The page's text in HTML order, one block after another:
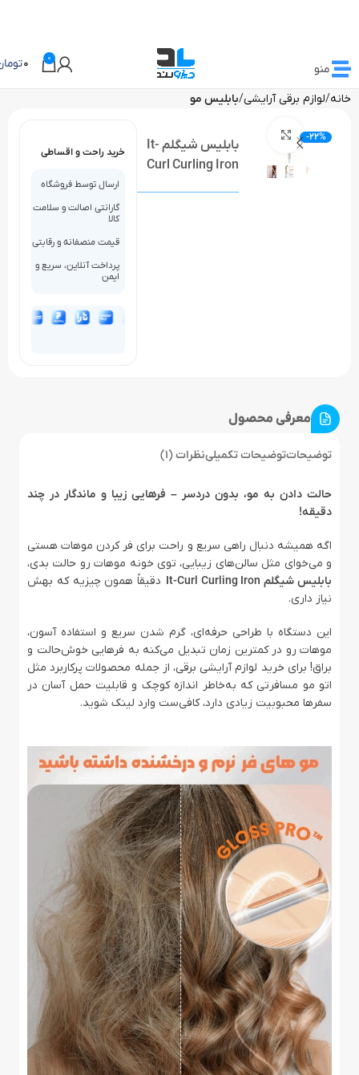
منو
0
0
خانه لوازم برقی آرایشی بابلیس مو
-22%
بابلیس شیگلم It-
Curl Curling Iron
خرید راحت و اقساطی
ارسال توسط فروشگاه
گارانتی اصالت و سلامت
کالا
قیمت منصفانه و رقابتی
پرداخت آنلاین، سریع و
ایمن
معرفی محصول
توضیحاتتوضیحات تکمیلینظرات (1)
حالت دادن به مو، بدون دردسر – فرهایی زیبا و ماندگار در چند
دقیقه!
اگه همیشه دنبال راهی سریع و راحت برای فر کردن موهات هستی
و می‌خوای مثل سالن‌های زیبایی، توی خونه موهات رو حالت بدی،
بابلیس شیگلم It-Curl Curling Iron
دقیقاً همون چیزیه که بهش
نیاز داری.
این دستگاه با طراحی حرفه‌ای، گرم شدن سریع و استفاده آسون،
موهات رو در کمترین زمان تبدیل می‌کنه به فرهایی خوش‌حالت و
براق! برای خرید لوازم آرایشی برقی، از جمله محصولات پرکاربرد مثل
اتو مو مسافرتی که به‌خاطر اندازه کوچک و قابلیت حمل آسان در
سفرها محبوبیت زیادی دارد، کافی‌ست وارد لینک شوید.